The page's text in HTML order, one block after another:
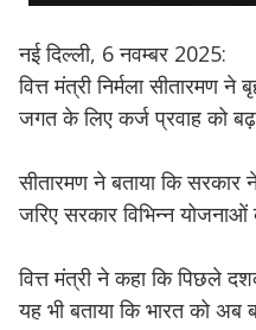
नई दिल्ली, 6 नवम्बर 2025:
वित्त मंत्री निर्मला सीतारमण
जगत के लिए कर्ज प्रवाह को
सीतारमण ने बताया कि
जरिए सरकार विभिन्न योजनाओं
वित्त मंत्री ने कहा कि पिछले
यह भी बताया कि भारत को